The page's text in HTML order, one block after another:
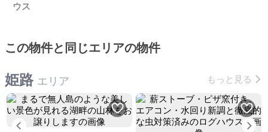
ウス
この物件と同じエリアの物件
姫路 エリア もっと見る
Previous